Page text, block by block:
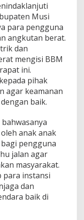
Musi
para pengguna
angkutan berat.
dan
mengisi BBM
ini.
pihak
agar keamanan
baik.
anak anak
pengguna
jalan agar
masyarakat.
para instansi
dan
baik di